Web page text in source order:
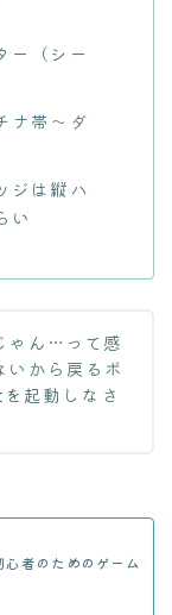
ー（シー
ナ帯～ダ
ジは縦ハ
い
ゃん…って感
いから戻るボ
起動しなさ
者のためのゲーム